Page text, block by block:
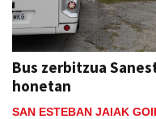
Bus zerbitzua
honetan
SAN ESTEBAN JAIAK